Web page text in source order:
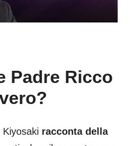
Padre Ricco
racconta della